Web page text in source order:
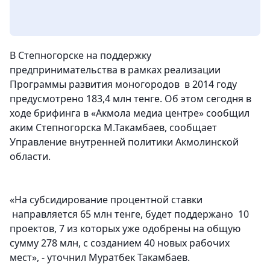
В Степногорске на поддержку
предпринимательства в рамках реализации
Программы развития моногородов в 2014 году
предусмотрено 183,4 млн тенге. Об этом сегодня в
ходе брифинга в «Акмола медиа центре» сообщил
аким Степногорска М.Такамбаев, сообщает
Управление внутренней политики Акмолинской
области.
«На субсидирование процентной ставки
направляется 65 млн тенге, будет поддержано 10
проектов, 7 из которых уже одобрены на общую
сумму 278 млн, с созданием 40 новых рабочих
мест», - уточнил Муратбек Такамбаев.